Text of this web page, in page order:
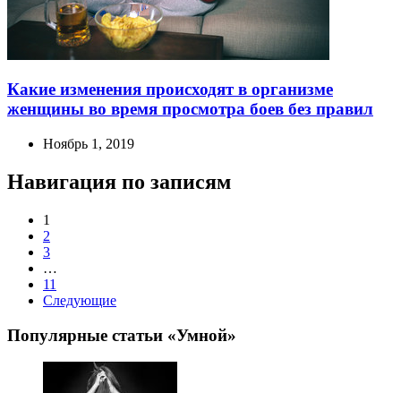
Какие изменения происходят в организме
женщины во время просмотра боев без правил
Ноябрь 1, 2019
Навигация по записям
1
2
3
…
11
Следующие
Популярные статьи «Умной»